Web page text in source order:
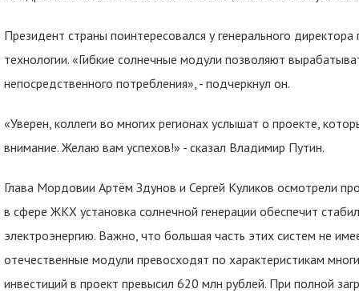
Президент страны поинтересовался у генерального
технологии. «Гибкие солнечные модули позволяют
непосредственного потребления», - подчеркнул он.
«Уверен, коллеги во многих регионах услышат о проекте,
внимание. Желаю вам успехов!» - сказал Владимир Путин.
Глава Мордовии Артём Здунов и Сергей Куликов осмотрели
в сфере ЖКХ установка солнечной генерации обеспечит
электроэнергию. Важно, что большая часть этих систем не
отечественные модули превосходят по характеристикам
инвестиций в проект превысил 620 млн рублей. При полной